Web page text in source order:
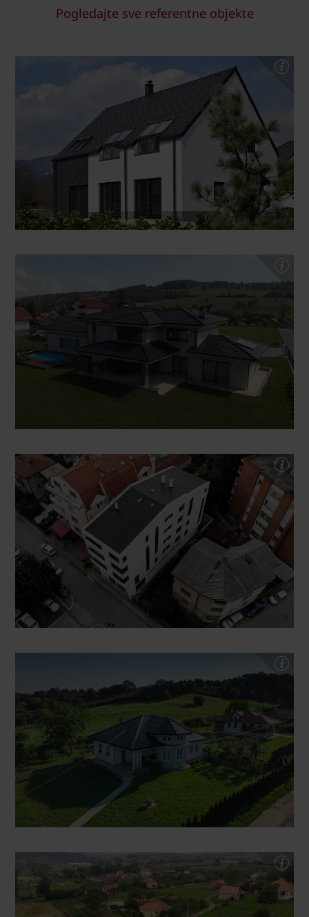
Pogledajte sve referentne objekte